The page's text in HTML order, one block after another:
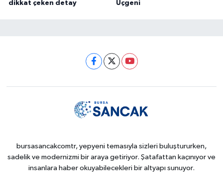
dikkat çeken detay
Üçgeni
bursasancakcomtr, yepyeni temasıyla sizleri buluştururken,
sadelik ve modernizmi bir araya getiriyor. Şatafattan kaçınıyor ve
insanlara haber okuyabilecekleri bir altyapı sunuyor.